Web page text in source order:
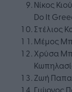
Νίκος
Do It
Στέλιος
Μέμος
Xρύσα
Ζωή
Γιώργος